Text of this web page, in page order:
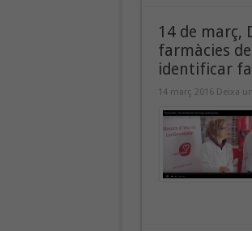
14 de març,
farmàcies
identificar
14 març 2016 Deixa